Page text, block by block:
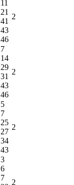
11
21
41
43
46
2
7
14
29
31
43
46
2
5
7
25
27
34
43
2
3
6
7
2